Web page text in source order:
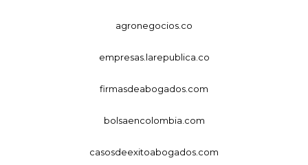
agronegocios.co
empresas.larepublica.co
firmasdeabogados.com
bolsaencolombia.com
casosdeexitoabogados.com